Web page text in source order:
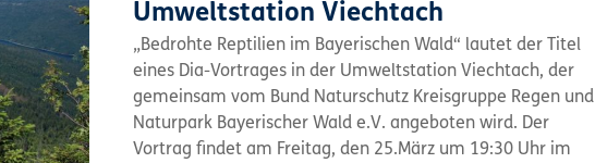
Umweltstation Viechtach
„Bedrohte Reptilien im Bayerischen Wald“ lautet der Titel
eines Dia-Vortrages in der Umweltstation Viechtach, der
gemeinsam vom Bund Naturschutz Kreisgruppe Regen und
Naturpark Bayerischer Wald e.V. angeboten wird. Der
Vortrag findet am Freitag, den 25.März um 19:30 Uhr im